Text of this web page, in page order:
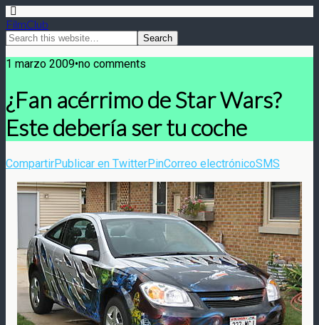
FilmClub
1 marzo 2009•no comments
¿Fan acérrimo de Star Wars?
Este debería ser tu coche
CompartirPublicar en TwitterPinCorreo electrónicoSMS